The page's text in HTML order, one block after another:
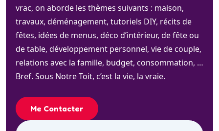
vrac, on aborde les thèmes suivants : maison,
travaux, déménagement, tutoriels DIY, récits de
fêtes, idées de menus, déco d’intérieur, de fête ou
de table, développement personnel, vie de couple,
relations avec la famille, budget, consommation, …
Bref. Sous Notre Toit, c’est la vie, la vraie.
Me Contacter